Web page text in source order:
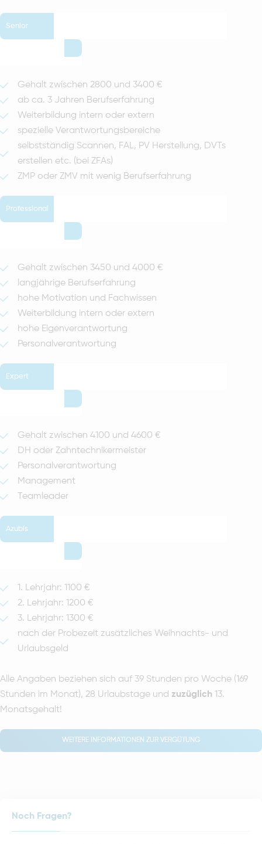
Senior
Gehalt zwischen 2800 und 3400 €
ab ca. 3 Jahren Berufserfahrung
Weiterbildung intern oder extern
spezielle Verantwortungsbereiche
selbstständig Scannen, FAL, PV Herstellung, DVTs
erstellen etc. (bei ZFAs)
ZMP oder ZMV mit wenig Berufserfahrung
Professional
Gehalt zwischen 3450 und 4000 €
langjährige Berufserfahrung
hohe Motivation und Fachwissen
Weiterbildung intern oder extern
hohe Eigenverantwortung
Personalverantwortung
Expert
Gehalt zwischen 4100 und 4600 €
DH oder Zahntechnikermeister
Personalverantwortung
Management
Teamleader
Azubis
1. Lehrjahr: 1100 €
2. Lehrjahr: 1200 €
3. Lehrjahr: 1300 €
nach der Probezeit zusätzliches Weihnachts- und
Urlaubsgeld
Alle Angaben beziehen sich auf 39 Stunden pro Woche (169
Stunden im Monat), 28 Urlaubstage und zuzüglich 13.
Monatsgehalt!
WEITERE INFORMATIONEN ZUR VERGÜTUNG
Noch Fragen?